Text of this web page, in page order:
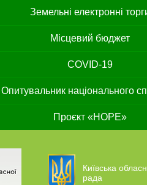
Земельні електронні
Місцевий бюджет
COVID-19
Опитувальник національного
Проєкт «HOPE»
Київська
рада